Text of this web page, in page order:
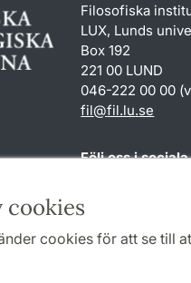
cookies
cookies för att se till
Filosofiska
LUX, Lunds
Box 192
221 00 LUND
046-222 00 00
fil@fil.lu.se
Följ oss i